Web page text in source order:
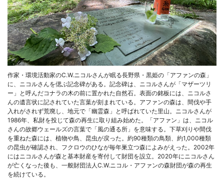
作家・環境活動家のC.W.ニコルさんが眠る長野県・黒姫の「アファンの森」
に、ニコルさんを偲ぶ記念碑がある。記念碑は、ニコルさんが「マザーツリ
ー」と呼んだコナラの木の前に置かれた自然石。表面の銘板には、ニコルさ
んの遺言状に記されていた言葉が刻まれている。アファンの森は、間伐や手
入れがされず荒廃し、地元で「幽霊森」と呼ばれていた里山。ニコルさんが
1986年、私財を投じて森の再生に取り組み始めた。「アファン」は、ニコル
さんの故郷ウェールズの言葉で「風の通る所」を意味する。下草刈りや間伐
を重ねた森には、植物や鳥、昆虫が戻った。約90種類の鳥類、約1,000種類
の昆虫が確認され、フクロウのひなが毎年巣立つ森によみがえった。2002年
にはニコルさんが森と基本財産を寄付して財団を設立。2020年にニコルさん
が亡くなった後も、一般財団法人C.W.ニコル・アファンの森財団が森の再生
を続けている。